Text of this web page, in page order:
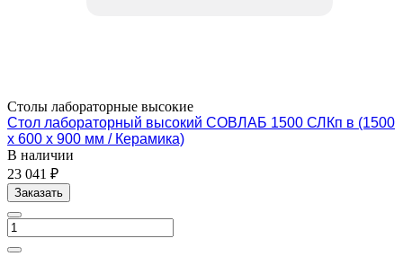
Столы лабораторные высокие
Стол лабораторный высокий СОВЛАБ 1500 СЛКп в (1500
х 600 х 900 мм / Керамика)
В наличии
23 041 ₽
Заказать